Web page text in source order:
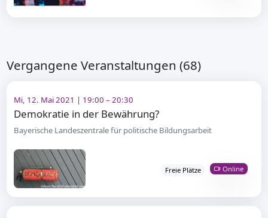
Vergangene Veranstaltungen (68)
Mi, 12. Mai 2021 | 19:00 – 20:30
Demokratie in der Bewährung?
Bayerische Landeszentrale für politische Bildungsarbeit
Freie Plätze Online